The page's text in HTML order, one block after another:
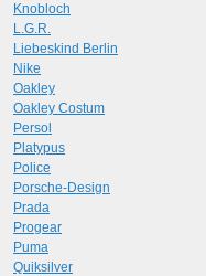
Knobloch
L.G.R.
Liebeskind Berlin
Nike
Oakley
Oakley Costum
Persol
Platypus
Police
Porsche-Design
Prada
Progear
Puma
Quiksilver